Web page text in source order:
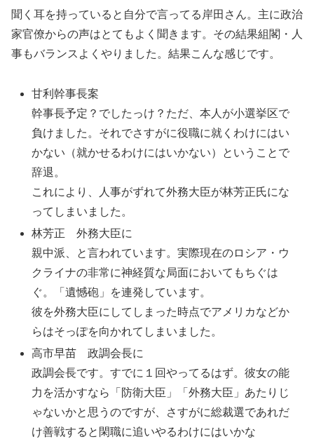
聞く耳を持っていると自分で言ってる岸田さん。主に政治
家官僚からの声はとてもよく聞きます。その結果組閣・人
事もバランスよくやりました。結果こんな感じです。
甘利幹事長案
幹事長予定？でしたっけ？ただ、本人が小選挙区で
負けました。それでさすがに役職に就くわけにはい
かない（就かせるわけにはいかない）ということで
辞退。
これにより、人事がずれて外務大臣が林芳正氏にな
ってしまいました。
林芳正 外務大臣に
親中派、と言われています。実際現在のロシア・ウ
クライナの非常に神経質な局面においてもちぐは
ぐ。「遺憾砲」を連発しています。
彼を外務大臣にしてしまった時点でアメリカなどか
らはそっぽを向かれてしまいました。
高市早苗 政調会長に
政調会長です。すでに１回やってるはず。彼女の能
力を活かすなら「防衛大臣」「外務大臣」あたりじ
ゃないかと思うのですが、さすがに総裁選であれだ
け善戦すると閑職に追いやるわけにはいかな